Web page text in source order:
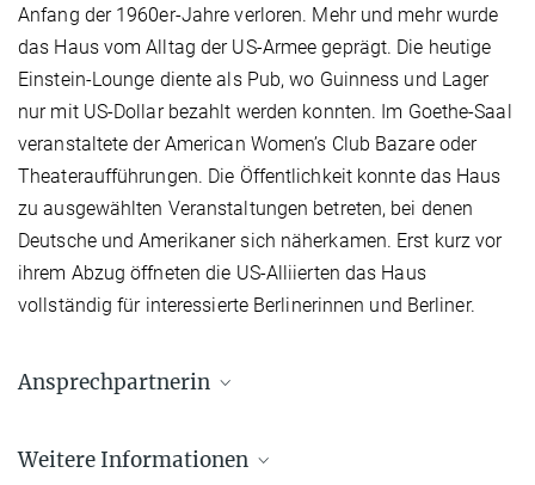
Anfang der 1960er-Jahre verloren. Mehr und mehr wurde
das Haus vom Alltag der US-Armee geprägt. Die heutige
Einstein-Lounge diente als Pub, wo Guinness und Lager
nur mit US-Dollar bezahlt werden konnten. Im Goethe-Saal
veranstaltete der American Women’s Club Bazare oder
Theateraufführungen. Die Öffentlichkeit konnte das Haus
zu ausgewählten Veranstaltungen betreten, bei denen
Deutsche und Amerikaner sich näherkamen. Erst kurz vor
ihrem Abzug öffneten die US-Alliierten das Haus
vollständig für interessierte Berlinerinnen und Berliner.
Ansprechpartnerin
Generalverwaltung der Max-Planck-Gesellschaft, Büro Berlin
Weitere Informationen